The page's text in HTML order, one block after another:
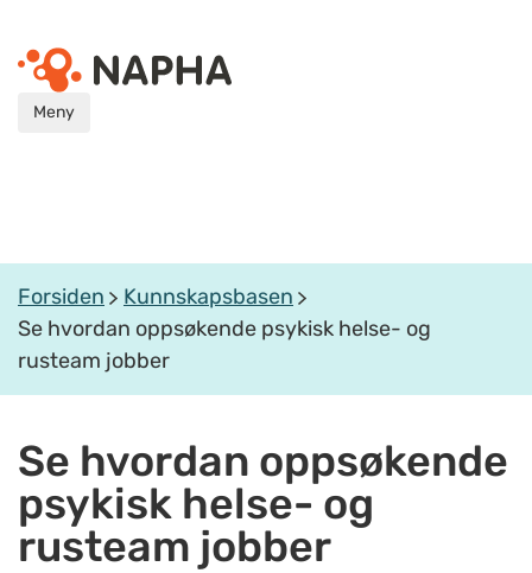
Meny
Forsiden
Kunnskapsbasen
Se hvordan oppsøkende psykisk helse- og
rusteam jobber
Se hvordan oppsøkende
psykisk helse- og
rusteam jobber